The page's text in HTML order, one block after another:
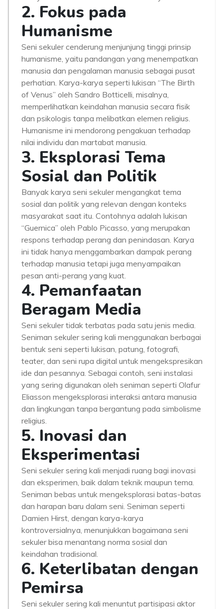
2. Fokus pada
Humanisme
Seni sekuler cenderung menjunjung tinggi prinsip
humanisme, yaitu pandangan yang menempatkan
manusia dan pengalaman manusia sebagai pusat
perhatian. Karya-karya seperti lukisan “The Birth
of Venus” oleh Sandro Botticelli, misalnya,
memperlihatkan keindahan manusia secara fisik
dan psikologis tanpa melibatkan elemen religius.
Humanisme ini mendorong pengakuan terhadap
nilai individu dan martabat manusia.
3. Eksplorasi Tema
Sosial dan Politik
Banyak karya seni sekuler mengangkat tema
sosial dan politik yang relevan dengan konteks
masyarakat saat itu. Contohnya adalah lukisan
“Guernica” oleh Pablo Picasso, yang merupakan
respons terhadap perang dan penindasan. Karya
ini tidak hanya menggambarkan dampak perang
terhadap manusia tetapi juga menyampaikan
pesan anti-perang yang kuat.
4. Pemanfaatan
Beragam Media
Seni sekuler tidak terbatas pada satu jenis media.
Seniman sekuler sering kali menggunakan berbagai
bentuk seni seperti lukisan, patung, fotografi,
teater, dan seni rupa digital untuk mengekspresikan
ide dan pesannya. Sebagai contoh, seni instalasi
yang sering digunakan oleh seniman seperti Olafur
Eliasson mengeksplorasi interaksi antara manusia
dan lingkungan tanpa bergantung pada simbolisme
religius.
5. Inovasi dan
Eksperimentasi
Seni sekuler sering kali menjadi ruang bagi inovasi
dan eksperimen, baik dalam teknik maupun tema.
Seniman bebas untuk mengeksplorasi batas-batas
dan harapan baru dalam seni. Seniman seperti
Damien Hirst, dengan karya-karya
kontroversialnya, menunjukkan bagaimana seni
sekuler bisa menantang norma sosial dan
keindahan tradisional.
6. Keterlibatan dengan
Pemirsa
Seni sekuler sering kali menuntut partisipasi aktor